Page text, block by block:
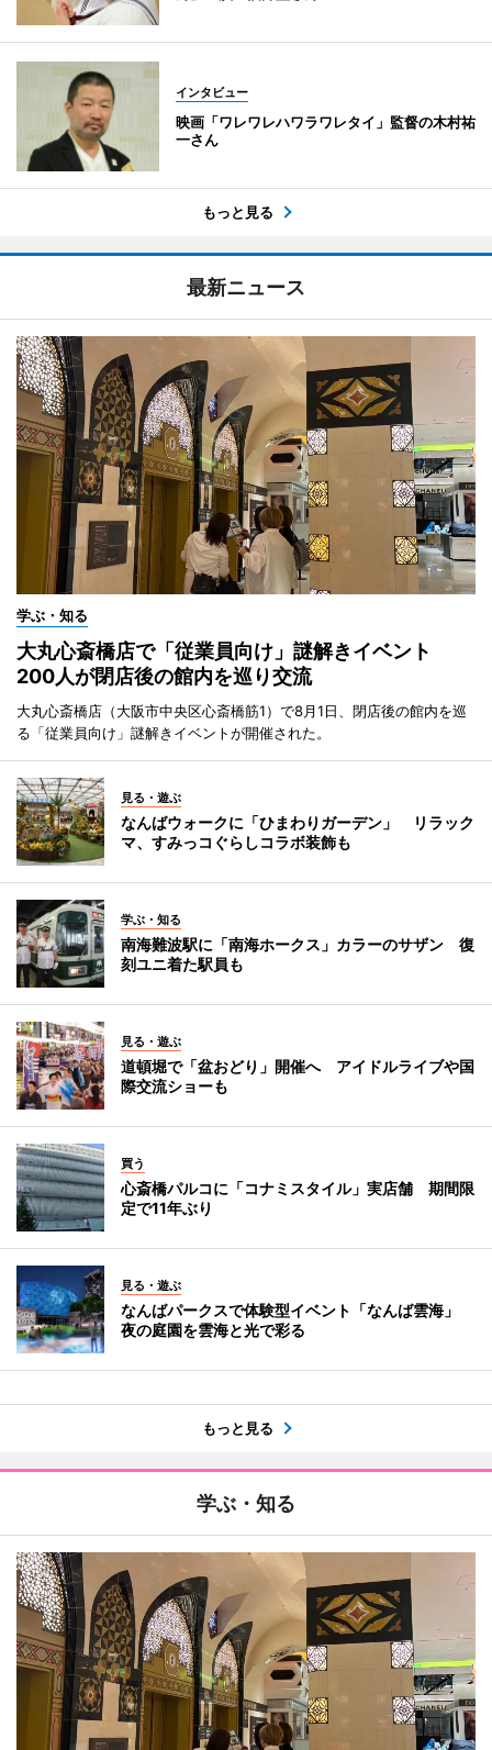
インタビュー
映画「ワレワレハワラワレタイ」監督の木村祐
一さん
もっと見る
最新ニュース
学ぶ・知る
大丸心斎橋店で「従業員向け」謎解きイベント
200人が閉店後の館内を巡り交流
大丸心斎橋店（大阪市中央区心斎橋筋1）で8月1日、閉店後の館内を巡
る「従業員向け」謎解きイベントが開催された。
見る・遊ぶ
なんばウォークに「ひまわりガーデン」 リラック
マ、すみっコぐらしコラボ装飾も
学ぶ・知る
南海難波駅に「南海ホークス」カラーのサザン 復
刻ユニ着た駅員も
見る・遊ぶ
道頓堀で「盆おどり」開催へ アイドルライブや国
際交流ショーも
買う
心斎橋パルコに「コナミスタイル」実店舗 期間限
定で11年ぶり
見る・遊ぶ
なんばパークスで体験型イベント「なんば雲海」
夜の庭園を雲海と光で彩る
もっと見る
学ぶ・知る